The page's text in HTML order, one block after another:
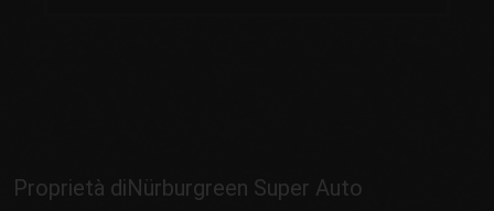
Proprietà diNürburgreen Super Auto